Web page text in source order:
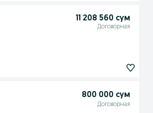
11 208 560 сум
Договорная
800 000 сум
Договорная